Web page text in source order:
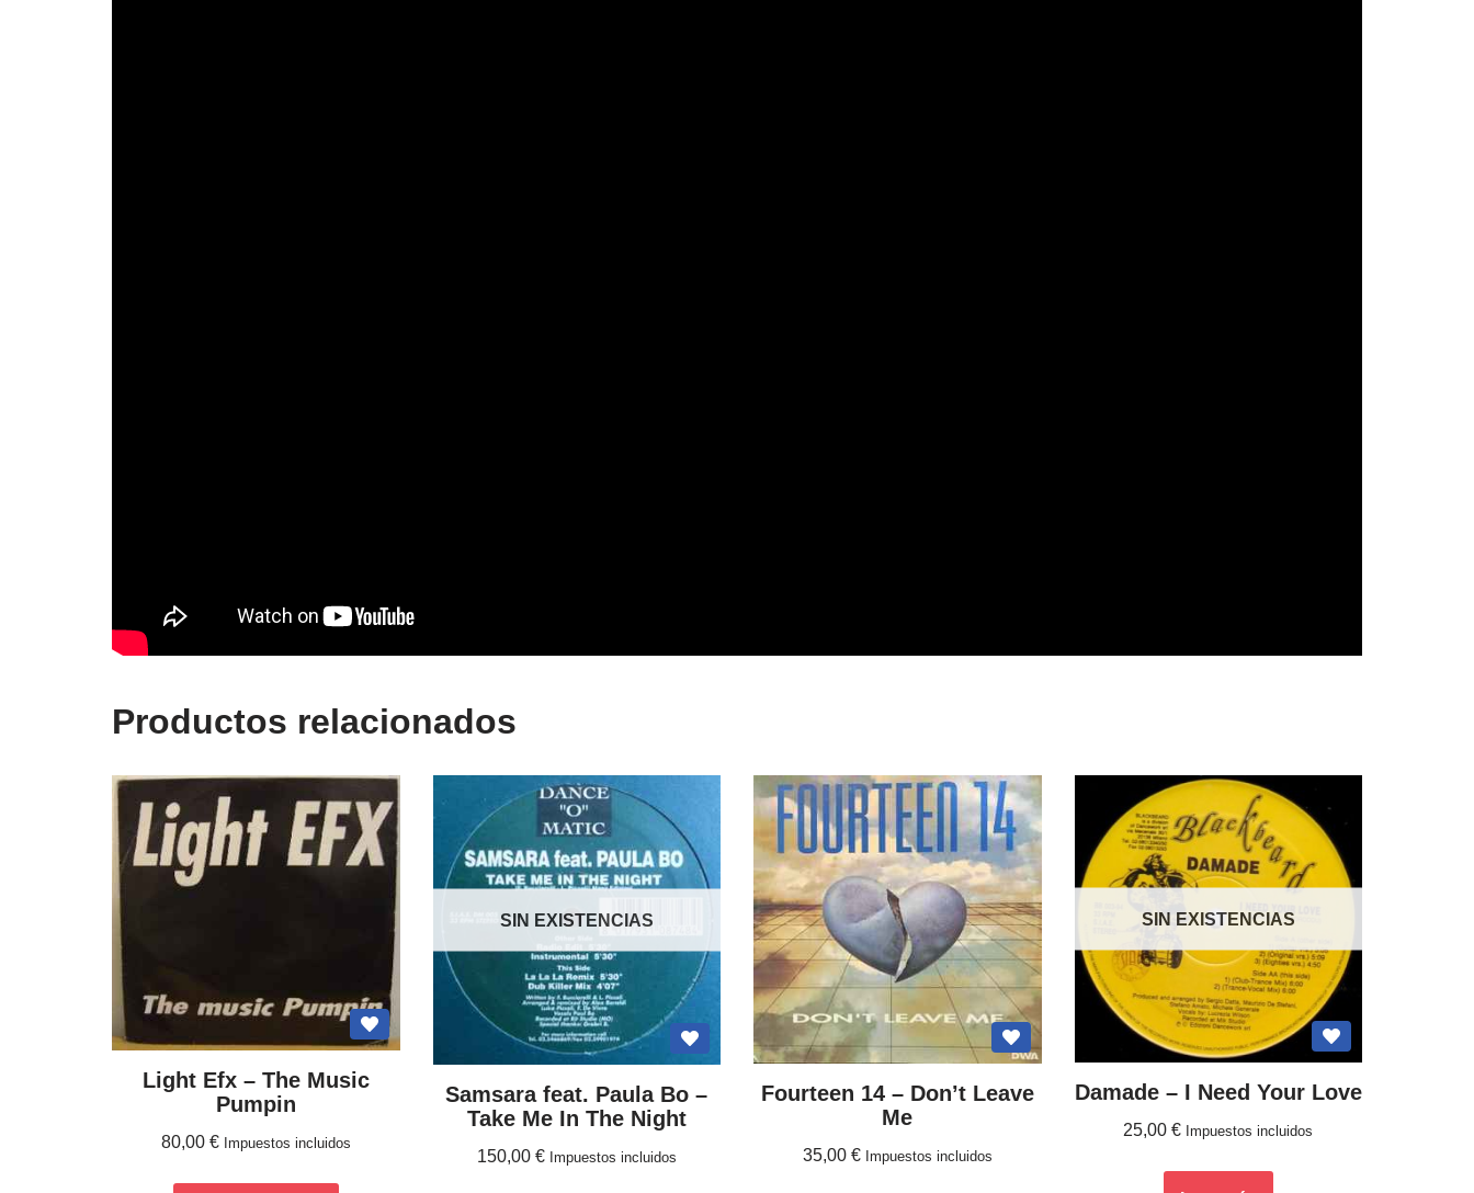
Productos relacionados
Light Efx ‎– The Music
Pumpin
80,00 € Impuestos incluidos
SIN EXISTENCIAS
Samsara feat. Paula Bo ‎–
Take Me In The Night
150,00 € Impuestos incluidos
Fourteen 14 ‎– Don’t Leave
Me
35,00 € Impuestos incluidos
SIN EXISTENCIAS
Damade – I Need Your Love
25,00€ Impuestos incluidos